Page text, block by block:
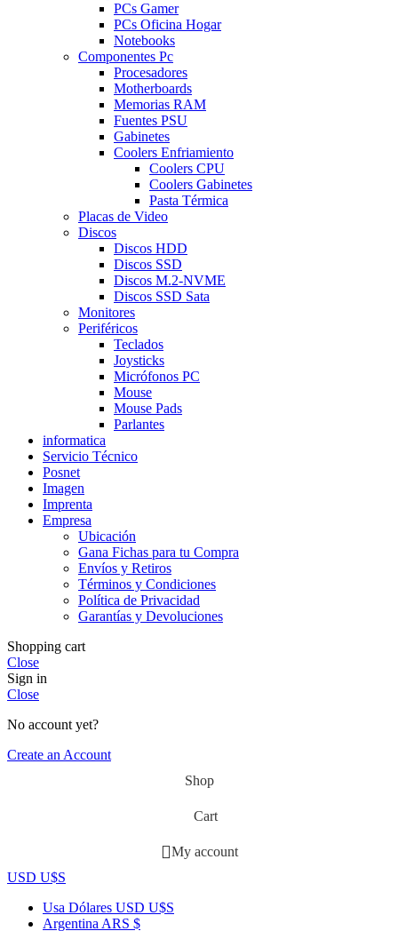
PCs Gamer
PCs Oficina Hogar
Notebooks
Componentes Pc
Procesadores
Motherboards
Memorias RAM
Fuentes PSU
Gabinetes
Coolers Enfriamiento
Coolers CPU
Coolers Gabinetes
Pasta Térmica
Placas de Video
Discos
Discos HDD
Discos SSD
Discos M.2-NVME
Discos SSD Sata
Monitores
Periféricos
Teclados
Joysticks
Micrófonos PC
Mouse
Mouse Pads
Parlantes
informatica
Servicio Técnico
Posnet
Imagen
Imprenta
Empresa
Ubicación
Gana Fichas para tu Compra
Envíos y Retiros
Términos y Condiciones
Política de Privacidad
Garantías y Devoluciones
Shopping cart
Close
Sign in
Close
No account yet?
Create an Account
Shop
Cart
My account
USD U$S
Usa Dólares USD U$S
Argentina ARS $